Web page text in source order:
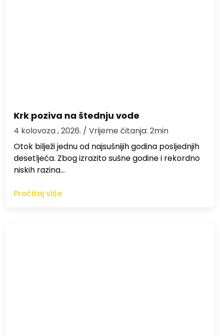
Krk poziva na štednju vode
4 kolovoza , 2026. / Vrijeme čitanja: 2min
Otok bilježi jednu od najsušnijih godina posljednjih
desetljeća. Zbog izrazito sušne godine i rekordno
niskih razina…
Pročitaj više